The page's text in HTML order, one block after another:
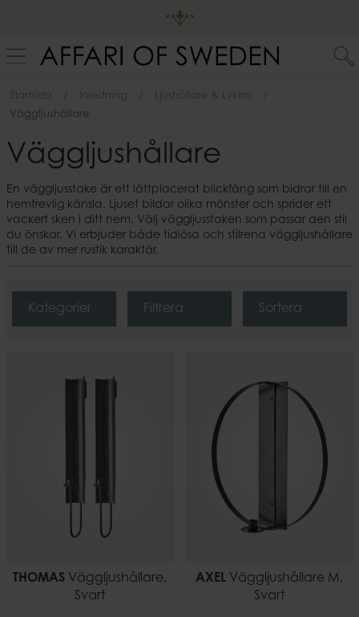
Startsida Inredning
Ljushållare & Lyktor
Väggljushållare
Väggljushållare
En väggljusstake är ett lättplacerat blickfång som bidrar till en
hemtrevlig känsla. Ljuset bildar olika mönster och sprider ett
vackert sken i ditt hem. Välj väggljusstaken som passar den stil
du önskar. Vi erbjuder både tidlösa och stilrena väggljushållare
till de av mer rustik karaktär.
Kategorier Filtrera Sortera
THOMAS Väggljushållare,
Svart
AXEL Väggljushållare M,
Svart